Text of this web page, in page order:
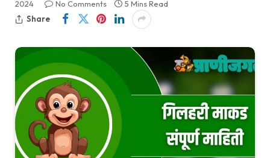
2024
No Comments
5 Mins Read
Share